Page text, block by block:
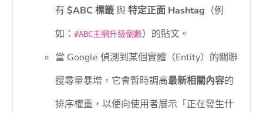
有 $ABC 標籤與特定正面 Hashtag （例
如： #ABC主網升級倒數）的貼文。
當 Google 偵測到某個實體（Entity）的關聯
搜尋量暴增，它會暫時調高最新相關內容的
排序權重，以便向使用者展示「正在發生什